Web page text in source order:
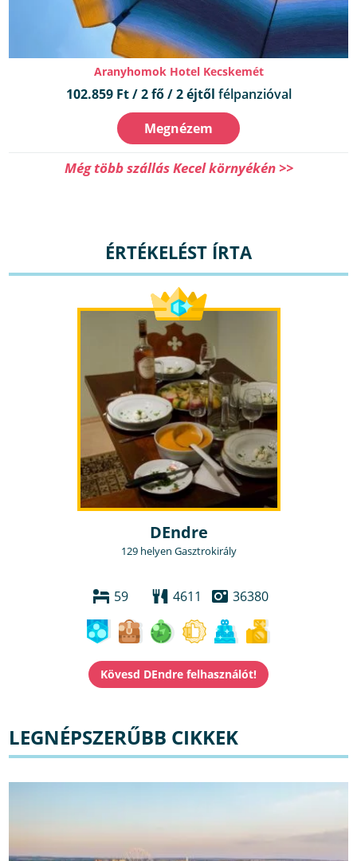
Aranyhomok Hotel Kecskemét
102.859 Ft / 2 fő / 2 éjtől félpanzióval
Megnézem
Még több szállás Kecel környékén >>
ÉRTÉKELÉST ÍRTA
DEndre
129 helyen Gasztrokirály
59 4611 36380
LEGNÉPSZERŰBB CIKKEK